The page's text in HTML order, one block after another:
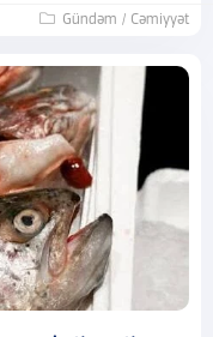
Gündəm / Cəmiyyət